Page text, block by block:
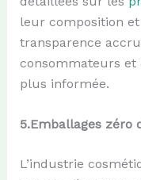
leur composition et
transparence
consommateurs et
plus informée.
5.Emballages zéro
L’industrie